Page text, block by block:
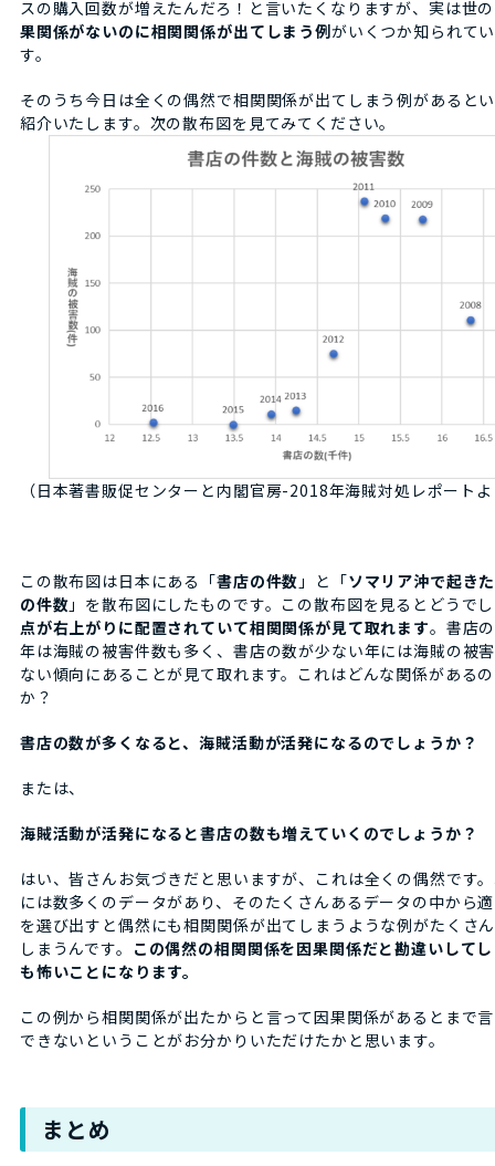
スの購入回数が増えたんだろ！と言いたくなりますが、実は世
果関係がないのに相関関係が出てしまう例がいくつか知られて
す。
そのうち今日は全くの偶然で相関関係が出てしまう例があると
紹介いたします。次の散布図を見てみてください。
（日本著書販促センターと内閣官房-2018年海賊対処レポート
この散布図は日本にある「書店の件数 」と「ソマリア沖で起き
の件数 」を散布図にしたものです。この散布図を見るとどうで
点が右上がりに配置されていて相関関係が見て取れます。書店
年は海賊の被害件数も多く、書店の数が少ない年には海賊の被
ない傾向にあることが見て取れます。これはどんな関係がある
か？
書店の数が多くなると、海賊活動が活発になるのでしょうか？
または、
海賊活動が活発になると書店の数も増えていくのでしょうか？
はい、皆さんお気づきだと思いますが、これは全くの偶然です
には数多くのデータがあり、そのたくさんあるデータの中から
を選び出すと偶然にも相関関係が出てしまうような例がたくさ
しまうんです。 この偶然の相関関係を因果関係だと勘違いして
も怖いことになります。
この例から相関関係が出たからと言って因果関係があるとまで
できないということがお分かりいただけたかと思います。
まとめ